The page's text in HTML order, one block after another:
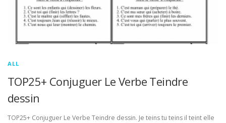
ALL
TOP25+ Conjuguer Le Verbe Teindre
dessin
TOP25+ Conjuguer Le Verbe Teindre dessin. Je teins tu teins il teint elle